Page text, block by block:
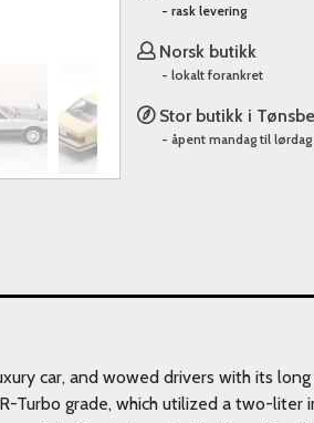
- rask levering
Norsk butikk
- lokalt forankret
Stor butikk i
- åpent mandag til lørdag
car, and wowed drivers with its
grade, which utilized a two-